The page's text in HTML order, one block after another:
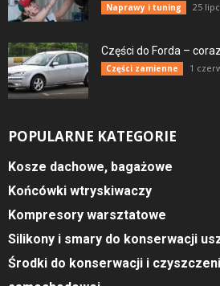
Naprawy i tuning 25
Części do Forda –
Części zamienne 1
POPULARNE KATEGORIE
Kosze dachowe, bagażowe
Końcówki wtryskiwaczy
Kompresory warsztatowe
Silikony i smary do konserwacji
Środki do konserwacji i